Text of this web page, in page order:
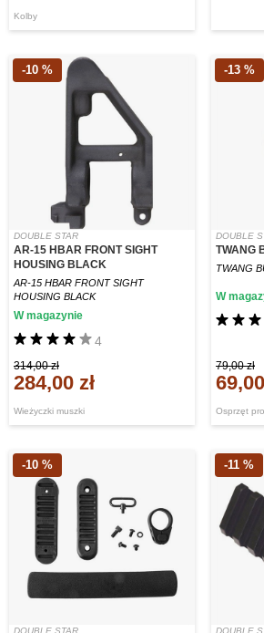
Kolby
-10 %
DOUBLE STAR
AR-15 HBAR FRONT SIGHT
HOUSING BLACK
AR-15 HBAR FRONT SIGHT
HOUSING BLACK
Wieżyczki muszki
4
W magazynie
314,00 zł
284,00 zł
-13 %
DOUBLE
TWANG
TWANG
Osprzęt
W
79,00 zł
-10 %
DOUBLE STAR
-11 %
DOUBLE